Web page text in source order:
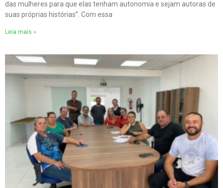
das mulheres para que elas tenham autonomia e sejam autoras de
suas próprias histórias”. Com essa
Leia mais »